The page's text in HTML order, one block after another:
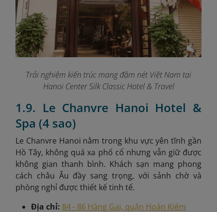
Trải nghiệm kiến trúc mang đậm nét Việt Nam tại
Hanoi Center Silk Classic Hotel & Travel
1.9. Le Chanvre Hanoi Hotel &
Spa (4 sao)
Le Chanvre Hanoi nằm trong khu vực yên tĩnh gần
Hồ Tây, không quá xa phố cổ nhưng vẫn giữ được
không gian thanh bình. Khách sạn mang phong
cách châu Âu đầy sang trọng, với sảnh chờ và
phòng nghỉ được thiết kế tinh tế.
Địa chỉ: 84 - 86 Hàng Gai, quận Hoàn Kiếm